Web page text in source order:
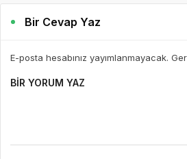
Bir Cevap Yaz
E-posta hesabınız yayımlanmayacak.
BIR YORUM YAZ